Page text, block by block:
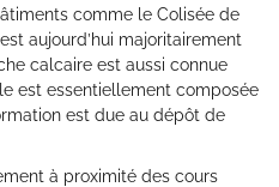
comme le Colisée de
aujourd’hui majoritairement
calcaire est aussi connue
est essentiellement composée
est due au dépôt de
à proximité des cours